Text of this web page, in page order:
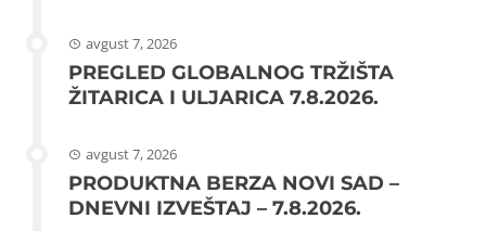
avgust 7, 2026
PREGLED GLOBALNOG TRŽIŠTA
ŽITARICA I ULJARICA 7.8.2026.
avgust 7, 2026
PRODUKTNA BERZA NOVI SAD –
DNEVNI IZVEŠTAJ – 7.8.2026.